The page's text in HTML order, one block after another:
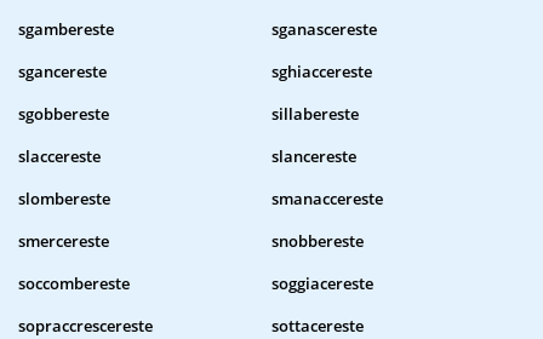
sgambereste
sganascereste
sgancereste
sghiaccereste
sgobbereste
sillabereste
slaccereste
slancereste
slombereste
smanaccereste
smercereste
snobbereste
soccombereste
soggiacereste
sopraccrescereste
sottacereste